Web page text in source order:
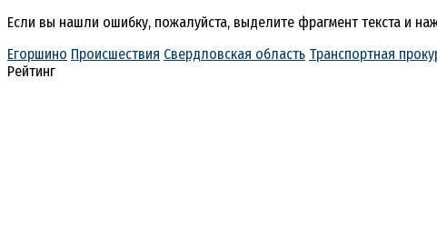
Если вы нашли ошибку, пожалуйста, выделите фрагмент текста и
Егоршино Происшествия Свердловская область Транспортная
Рейтинг